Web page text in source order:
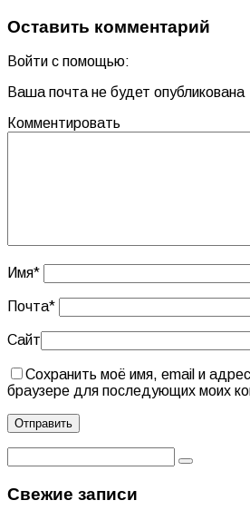
Оставить комментарий
Войти с помощью:
Ваша почта не будет опубликована
Комментировать
Имя*
Почта*
Сайт
Сохранить моё имя, email и
браузере для последующих моих
Свежие записи